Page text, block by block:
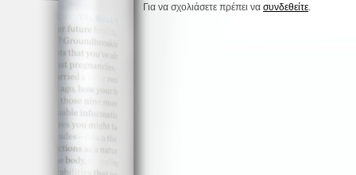
Για να σχολιάσετε πρέπει να συνδεθείτε